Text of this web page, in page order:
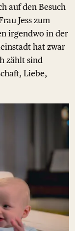
auf den Besuch
Jess zum
irgendwo in der
hat zwar
zählt sind
Liebe,